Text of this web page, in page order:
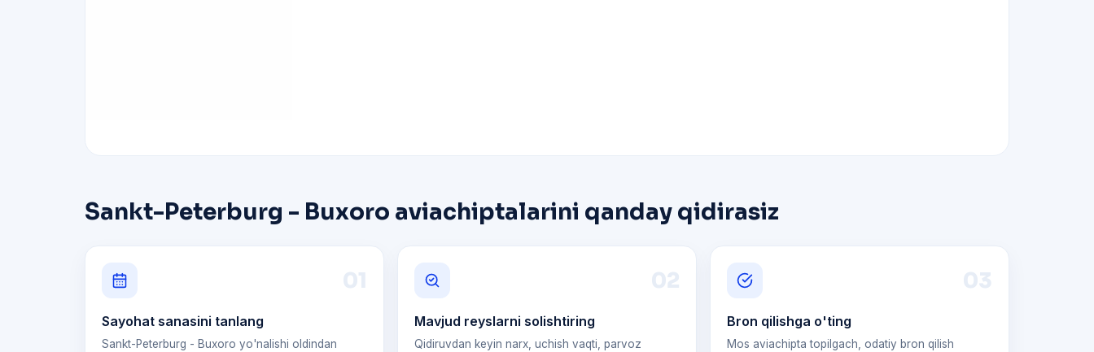
Sankt-Peterburg - Buxoro aviachiptalarini qanday qidirasiz
01
Sayohat sanasini tanlang
Sankt-Peterburg - Buxoro yo'nalishi oldindan
02
Mavjud reyslarni solishtiring
Qidiruvdan keyin narx, uchish vaqti, parvoz
03
Bron qilishga o'ting
Mos aviachipta topilgach, odatiy bron qilish